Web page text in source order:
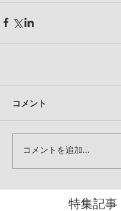
コメント
コメントを追加…
特集記事